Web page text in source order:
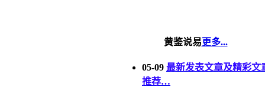
黄鉴说易更多...
05-09 最新发表文章及精彩文
推荐…